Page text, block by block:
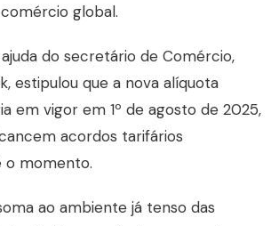
global.
do secretário de Comércio,
estipulou que a nova alíquota
em vigor em 1º de agosto de 2025,
acordos tarifários
o momento.
ao ambiente já tenso das